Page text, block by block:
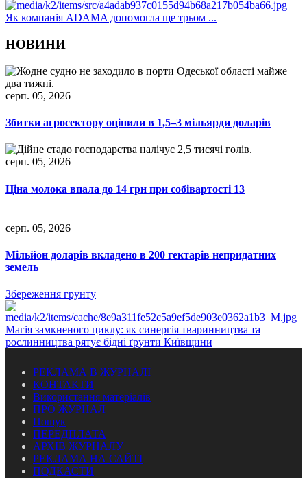
Як компанія ADAMA допомогла ще трьом ...
НОВИНИ
серп. 05, 2026
Збитки агросектору оцінили в 1,5–3 мільярди доларів
серп. 05, 2026
Ціна молока впала до 14 грн при собівартості 13
серп. 05, 2026
Мільйон доларів вкладено в 200 гектарів непридатних
земель
Збереження грунту
Магія замкненого циклу: як синергія тваринництва та
рослинництва рятує бідні ґрунти Київщини
РЕКЛАМА В ЖУРНАЛІ
КОНТАКТИ
Використання матеріалів
ПРО ЖУРНАЛ
Пошук
ПЕРЕДПЛАТА
АРХІВ ЖУРНАЛУ
РЕКЛАМА НА САЙТІ
ПОДКАСТИ